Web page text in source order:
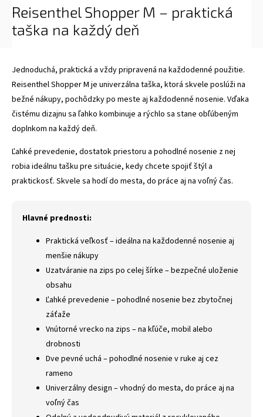
Reisenthel Shopper M – praktická
taška na každý deň
Jednoduchá, praktická a vždy pripravená na každodenné použitie.
Reisenthel Shopper M je univerzálna taška, ktorá skvele poslúži na
bežné nákupy, pochôdzky po meste aj každodenné nosenie. Vďaka
čistému dizajnu sa ľahko kombinuje a rýchlo sa stane obľúbeným
doplnkom na každý deň.
Ľahké prevedenie, dostatok priestoru a pohodlné nosenie z nej
robia ideálnu tašku pre situácie, kedy chcete spojiť štýl a
praktickosť. Skvele sa hodí do mesta, do práce aj na voľný čas.
Hlavné prednosti:
Praktická veľkosť – ideálna na každodenné nosenie aj
menšie nákupy
Uzatváranie na zips po celej šírke – bezpečné uloženie
obsahu
Ľahké prevedenie – pohodlné nosenie bez zbytočnej
záťaže
Vnútorné vrecko na zips – na kľúče, mobil alebo
drobnosti
Dve pevné uchá – pohodlné nosenie v ruke aj cez
rameno
Univerzálny design – vhodný do mesta, do práce aj na
voľný čas